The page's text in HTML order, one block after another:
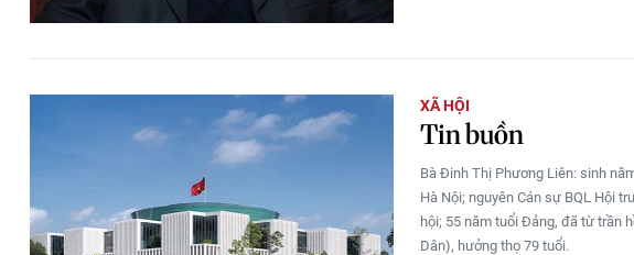
XÃ HỘI
Tin buồn
Bà Đinh Thị Phương Liên: sinh
Hà Nội; nguyên Cán sự BQL Hội
hội; 55 năm tuổi Đảng, đã từ trần
Dân), hưởng thọ 79 tuổi.